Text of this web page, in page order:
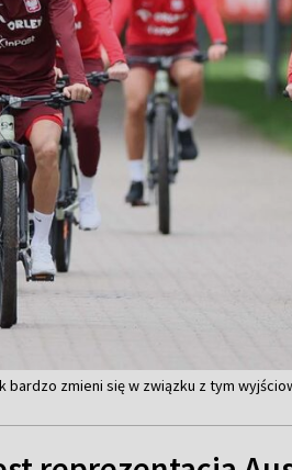
zmieni się w związku z tym